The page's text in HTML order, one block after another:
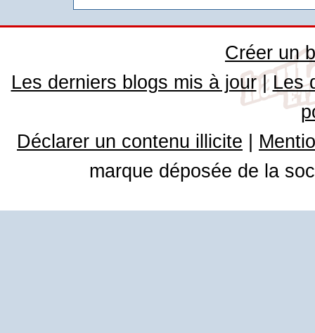
Créer un
Les derniers blogs mis à jour| Les
Déclarer un contenu illicite
marque déposée de la